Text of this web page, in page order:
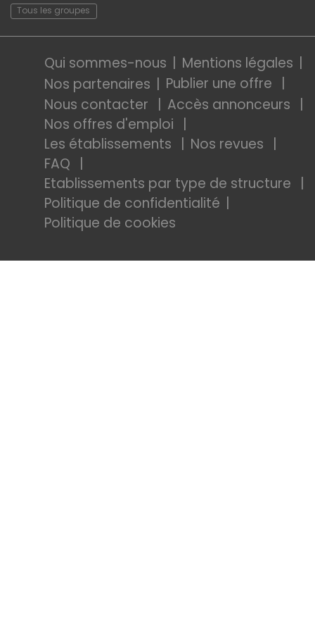
Tous les groupes
Qui sommes-nous
Mentions légales
Nos partenaires
Publier une offre
Nous contacter
Accès annonceurs
Nos offres d'emploi
Les établissements
Nos revues
FAQ
Etablissements par type de structure
Politique de confidentialité
Politique de cookies